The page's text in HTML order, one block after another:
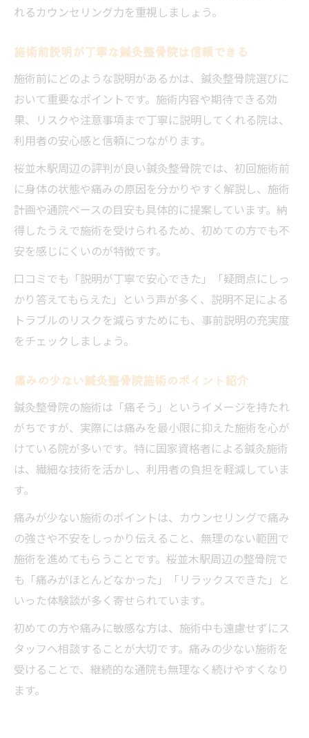
れるカウンセリング力を重視しましょう。
施術前説明が丁寧な鍼灸整骨院は信頼できる
施術前にどのような説明があるかは、鍼灸整骨院選びに
おいて重要なポイントです。施術内容や期待できる効
果、リスクや注意事項まで丁寧に説明してくれる院は、
利用者の安心感と信頼につながります。
桜並木駅周辺の評判が良い鍼灸整骨院では、初回施術前
に身体の状態や痛みの原因を分かりやすく解説し、施術
計画や通院ペースの目安も具体的に提案しています。納
得したうえで施術を受けられるため、初めての方でも不
安を感じにくいのが特徴です。
口コミでも「説明が丁寧で安心できた」「疑問点にしっ
かり答えてもらえた」という声が多く、説明不足による
トラブルのリスクを減らすためにも、事前説明の充実度
をチェックしましょう。
痛みの少ない鍼灸整骨院施術のポイント紹介
鍼灸整骨院の施術は「痛そう」というイメージを持たれ
がちですが、実際には痛みを最小限に抑えた施術を心が
けている院が多いです。特に国家資格者による鍼灸施術
は、繊細な技術を活かし、利用者の負担を軽減していま
す。
痛みが少ない施術のポイントは、カウンセリングで痛み
の強さや不安をしっかり伝えること、無理のない範囲で
施術を進めてもらうことです。桜並木駅周辺の整骨院で
も「痛みがほとんどなかった」「リラックスできた」と
いった体験談が多く寄せられています。
初めての方や痛みに敏感な方は、施術中も遠慮せずにス
タッフへ相談することが大切です。痛みの少ない施術を
受けることで、継続的な通院も無理なく続けやすくなり
ます。